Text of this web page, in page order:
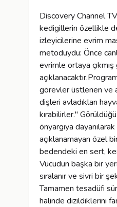
Discovery Channel TV’de geçtiğimiz günlerde "Keşif Güncesi" isimli bir belgesel yayınlandı. Yazıda çeşitli kedigillerin özellikle de aslanların yaşayışı konu ediliyordu. Ne var ki TV kanalı belgeselin başından sonuna kadar izleyicilerine evrim masalları anlatmayı sürdürdü. Anlatımda izlenen yöntem Darwinistlerin klasik "beyin yıkama" metoduydu: Önce canlıdaki yapılar ve bunların faydaları anlatılıyor sonra da hiçbir delil gösterilmeksizin bunlar evrimle ortaya çıkmış gibi hikayeler anlatılıyordu. Bu yazıda TV kanalının masallarının neden gerçek dışı olduğu açıklanacaktır.Programın başlarında kedilerin dişleri hakkında şu yorum yapılmaktadır: "Kedilerin çoğu özel görevler üstlenen ve avın cinsine göre evrimleşmiş dişlere sahiptir. Çoğu kez ölümcül olan iri ve keskin köpek dişleri avladıkları hayvanın belkemiğine uygundur böylece hayvanın belkemiğini bir neşterle kesercesine kırabilirler." Görüldüğü gibi burada kedi dişinin sözde evrimine destek olarak hiçbir delil sunulmamakta, sadece önyargıya dayanılarak dişlerden "evrimleşmiş" olarak söz edilmektedir. Köpek dişlerinin kökeni evrim teorisiyle açıklanamayan özel bir tasarıma sahiptir. Dişler son derece sert bir yapı olan diş minesiyle kaplıdırlar. Bunlar bedendeki en sert, kemikten bile sert olan dokudur. Dişler bu sert yapılarıyla çiğnemede çok faydalıdırlar. Vücudun başka bir yerinde değil de tam gerekli oldukları yerde bulunurlar. Tam gerektiği gibi alt ve üst çenede sıralanır ve sivri bir şekil alırlar. Evrim teorisinin bu yapının kökenine getirdiği açıklama ‘rastgele mutasyonlar’dır. Tamamen tesadüfi süreçlerin bu özel dokuya sahip dişleri meydana getirdiği, üstelik bunların düzenli bir sıra halinde dizildiklerini farzederler. Dolayısıyla DNAda bulunan ve dişlere ait olan ‘bilgi’ nin kaynağını da tesadüflere dayandırmış olurlar. Oysa rasgele mutasyonların organizmanın DNAsına bilgi ekleyerek onlara yeni faydalı yapılar kazandırabileceklerine dair en küçük bir kanıt dahi bulunmamaktadır. Aksine mutasyonlar etkili oldukları zaman